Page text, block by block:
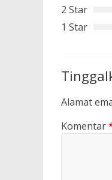
2 Star
1 Star
Alamat
Komentar